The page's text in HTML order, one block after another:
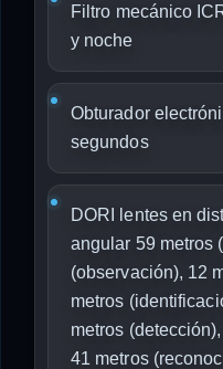
Filtro mecánico
y noche
Obturador
segundos
DORI lentes en
angular 59 metros
(observación), 12
metros
metros
41 metros